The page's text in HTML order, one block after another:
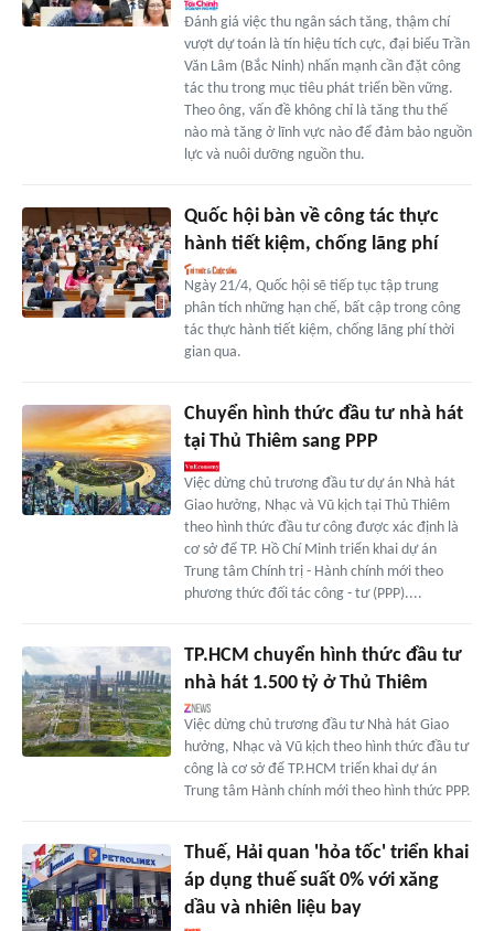
Đánh giá việc thu ngân sách tăng, thậm chí
vượt dự toán là tín hiệu tích cực, đại biểu Trần
Văn Lâm (Bắc Ninh) nhấn mạnh cần đặt công
tác thu trong mục tiêu phát triển bền vững.
Theo ông, vấn đề không chỉ là tăng thu thế
nào mà tăng ở lĩnh vực nào để đảm bảo nguồn
lực và nuôi dưỡng nguồn thu.
Quốc hội bàn về công tác thực
hành tiết kiệm, chống lãng phí
Ngày 21/4, Quốc hội sẽ tiếp tục tập trung
phân tích những hạn chế, bất cập trong công
tác thực hành tiết kiệm, chống lãng phí thời
gian qua.
Chuyển hình thức đầu tư nhà hát
tại Thủ Thiêm sang PPP
Việc dừng chủ trương đầu tư dự án Nhà hát
Giao hưởng, Nhạc và Vũ kịch tại Thủ Thiêm
theo hình thức đầu tư công được xác định là
cơ sở để TP. Hồ Chí Minh triển khai dự án
Trung tâm Chính trị - Hành chính mới theo
phương thức đối tác công - tư (PPP)....
TP.HCM chuyển hình thức đầu tư
nhà hát 1.500 tỷ ở Thủ Thiêm
Việc dừng chủ trương đầu tư Nhà hát Giao
hưởng, Nhạc và Vũ kịch theo hình thức đầu tư
công là cơ sở để TP.HCM triển khai dự án
Trung tâm Hành chính mới theo hình thức PPP.
Thuế, Hải quan 'hỏa tốc' triển khai
áp dụng thuế suất 0% với xăng
dầu và nhiên liệu bay